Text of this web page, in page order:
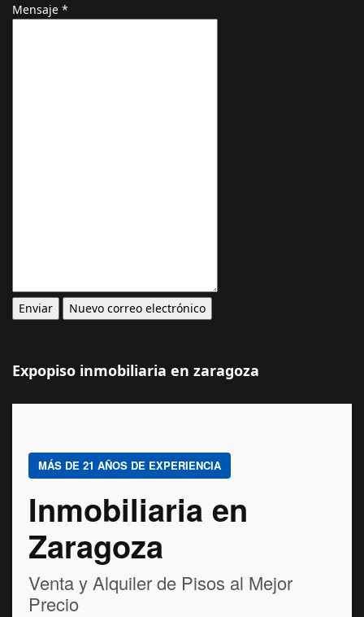
Mensaje *
Expopiso inmobiliaria en zaragoza
MÁS DE 21 AÑOS DE EXPERIENCIA
Inmobiliaria en
Zaragoza
Venta y Alquiler de Pisos al Mejor
Precio